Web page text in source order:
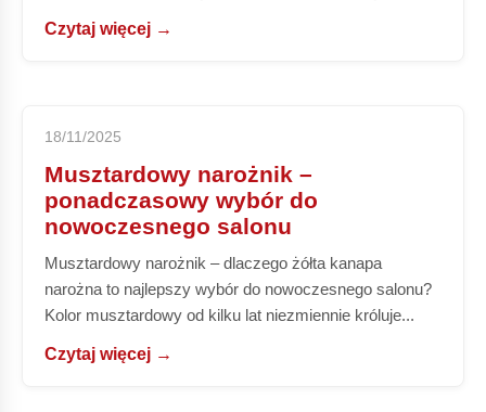
Czytaj więcej →
18/11/2025
Musztardowy narożnik –
ponadczasowy wybór do
nowoczesnego salonu
Musztardowy narożnik – dlaczego żółta kanapa
narożna to najlepszy wybór do nowoczesnego salonu?
Kolor musztardowy od kilku lat niezmiennie króluje...
Czytaj więcej →